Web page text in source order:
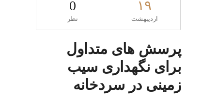
۱۹
اردیبهشت
0
نظر
پرسش های متداول
برای نگهداری سیب
زمینی در سردخانه